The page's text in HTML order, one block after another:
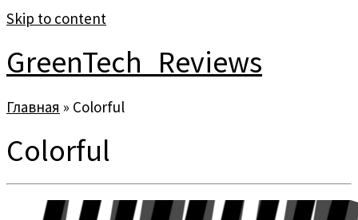
Skip to content
GreenTech_Reviews
Главная » Colorful
Colorful